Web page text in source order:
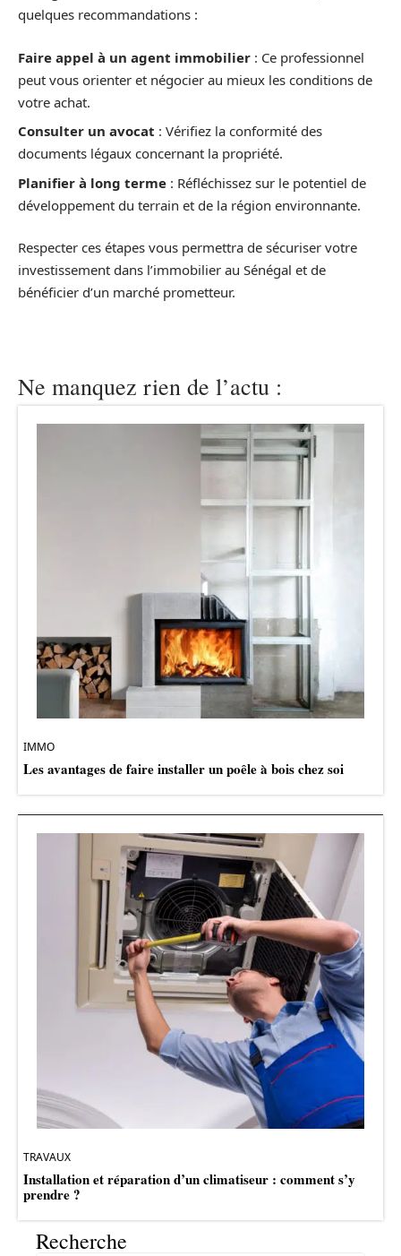
quelques recommandations :
Faire appel à un agent immobilier : Ce professionnel
peut vous orienter et négocier au mieux les conditions de
votre achat.
Consulter un avocat : Vérifiez la conformité des
documents légaux concernant la propriété.
Planifier à long terme : Réfléchissez sur le potentiel de
développement du terrain et de la région environnante.
Respecter ces étapes vous permettra de sécuriser votre
investissement dans l’immobilier au Sénégal et de
bénéficier d’un marché prometteur.
Ne manquez rien de l’actu :
IMMO
Les avantages de faire installer un poêle à bois chez soi
TRAVAUX
Installation et réparation d’un climatiseur : comment s’y
prendre ?
Recherche